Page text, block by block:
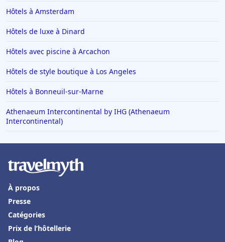
Hôtels à Lille
Hôtels à Rome
Hôtels à Villeneuve-Loubet
Hôtels à Trouville-sur-Mer
Hôtels en France
Hôtels à Saint-Georges-de-Didonne
Hôtels à Ottrott
Hôtels à Bourg-en-Bresse
Hôtels en Grèce
Hôtels à Amsterdam
Hôtels de luxe à Dinard
Hôtels avec piscine à Arcachon
Hôtels de style boutique à Los Angeles
Hôtels à Bonneuil-sur-Marne
Athenaeum Intercontinental by IHG (Athenaeum
Intercontinental)
À propos
Presse
Catégories
Prix de l’hôtellerie